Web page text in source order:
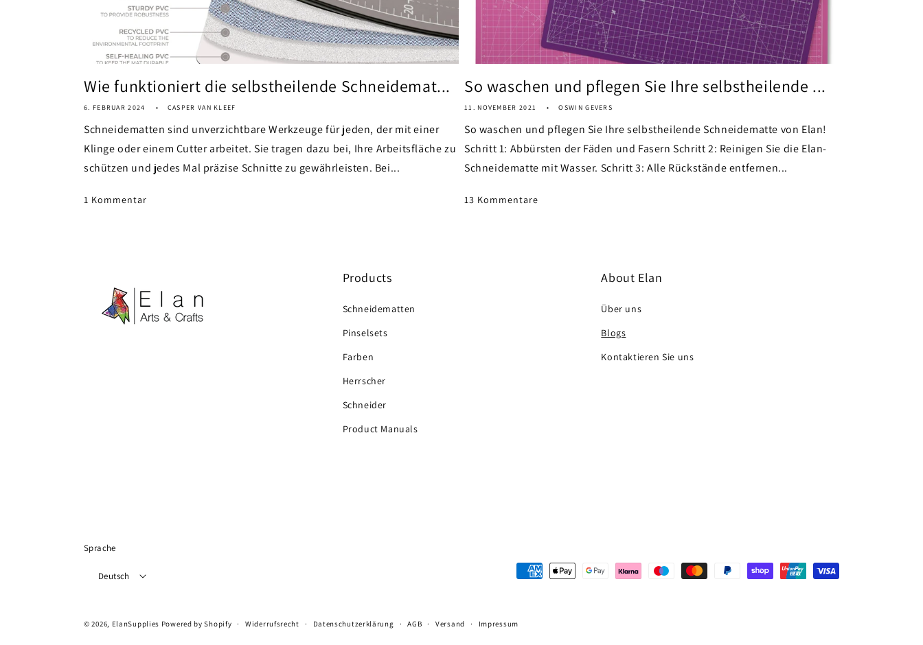
Wie funktioniert die selbstheilende Schneidemat...
6. FEBRUAR 2024 CASPER VAN KLEEF
Schneidematten sind unverzichtbare Werkzeuge für jeden, der mit einer
Klinge oder einem Cutter arbeitet. Sie tragen dazu bei, Ihre Arbeitsfläche zu
schützen und jedes Mal präzise Schnitte zu gewährleisten. Bei...
1 Kommentar
So waschen und pflegen Sie Ihre selbstheilende ...
11. NOVEMBER 2021 OSWIN GEVERS
So waschen und pflegen Sie Ihre selbstheilende Schneidematte von Elan!
Schritt 1: Abbürsten der Fäden und Fasern Schritt 2: Reinigen Sie die Elan-
Schneidematte mit Wasser. Schritt 3: Alle Rückstände entfernen...
13 Kommentare
Products
Schneidematten
Pinselsets
Farben
Herrscher
Schneider
Product Manuals
About Elan
Über uns
Blogs
Kontaktieren Sie uns
Sprache
Deutsch Zahlungsmethoden
© 2026, ElanSupplies Powered by Shopify Widerrufsrecht Datenschutzerklärung AGB Versand Impressum